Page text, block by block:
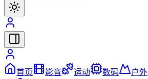
首页 影音 运动 数码 户外